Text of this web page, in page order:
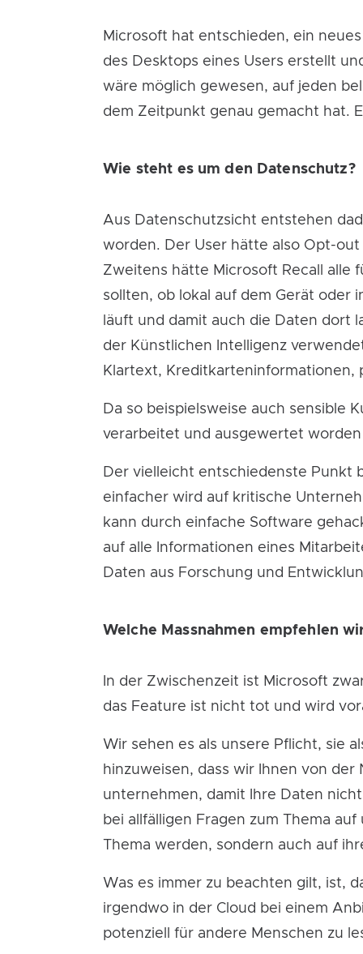
Microsoft hat entschieden, ein
des Desktops eines Users erstellt
wäre möglich gewesen, auf jeden
dem Zeitpunkt genau gemacht hat.
Wie steht es um den Datenschutz​?
Aus Datenschutzsicht entstehen
worden. Der User hätte also Opt-
Zweitens hätte Microsoft Recall alle
sollten, ob lokal auf dem Gerät oder
läuft und damit auch die Daten dort
der Künstlichen Intelligenz
Klartext, Kreditkarteninformationen,
Da so beispielsweise auch sensible
verarbeitet und ausgewertet
Der vielleicht entschiedenste Punkt
einfacher wird auf kritische
kann durch einfache Software
auf alle Informationen eines
Daten aus Forschung und
Welche Massnahmen empfehlen
In der Zwischenzeit ist Microsoft
das Feature ist nicht tot und wird
Wir sehen es als unsere Pflicht, sie
hinzuweisen, dass wir Ihnen von
unternehmen, damit Ihre Daten
bei allfälligen Fragen zum Thema
Thema werden, sondern auch auf
Was es immer zu beachten gilt, ist,
irgendwo in der Cloud bei einem
potenziell für andere Menschen zu